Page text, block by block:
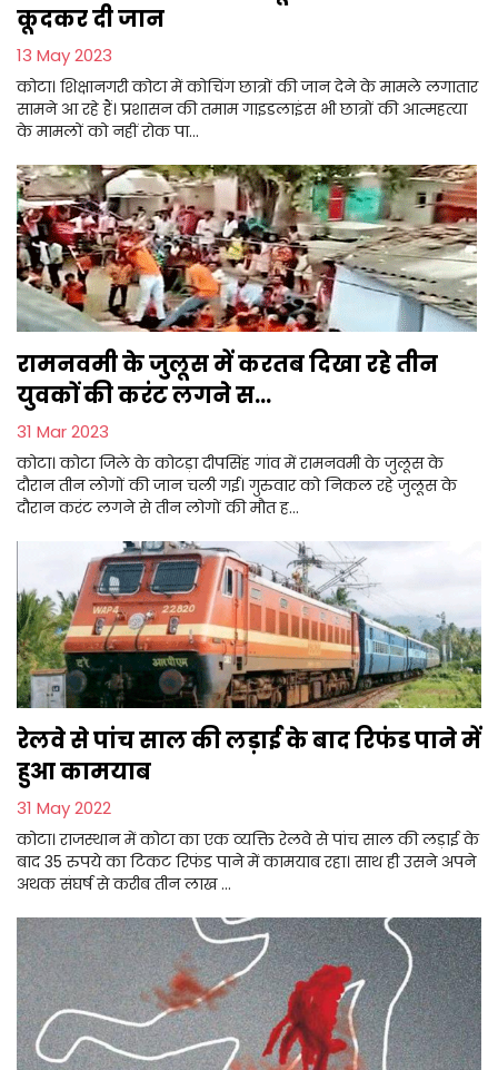
कूदकर दी जान
13 May 2023
कोटा। शिक्षानगरी कोटा में कोचिंग छात्रों की जान देने के मामले लगातार
सामने आ रहे हैं। प्रशासन की तमाम गाइडलाइंस भी छात्रों की आत्महत्या
के मामलों को नहीं रोक पा...
रामनवमी के जुलूस में करतब दिखा रहे तीन
युवकों की करंट लगने स...
31 Mar 2023
कोटा। कोटा जिले के कोटड़ा दीपसिंह गांव में रामनवमी के जुलूस के
दौरान तीन लोगों की जान चली गई। गुरुवार को निकल रहे जुलूस के
दौरान करंट लगने से तीन लोगों की मौत ह...
रेलवे से पांच साल की लड़ाई के बाद रिफंड पाने में
हुआ कामयाब
31 May 2022
कोटा। राजस्थान में कोटा का एक व्यक्ति रेलवे से पांच साल की लड़ाई के
बाद 35 रुपये का टिकट रिफंड पाने में कामयाब रहा। साथ ही उसने अपने
अथक संघर्ष से करीब तीन लाख ...